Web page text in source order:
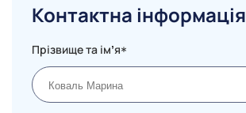
Контактна інформація
Прізвище та імʼя*